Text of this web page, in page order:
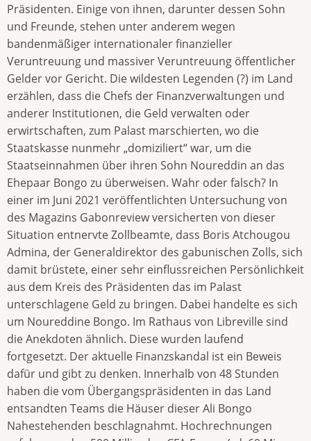
Präsidenten. Einige von ihnen, darunter dessen Sohn
und Freunde, stehen unter anderem wegen
bandenmäßiger internationaler finanzieller
Veruntreuung und massiver Veruntreuung öffentlicher
Gelder vor Gericht. Die wildesten Legenden (?) im Land
erzählen, dass die Chefs der Finanzverwaltungen und
anderer Institutionen, die Geld verwalten oder
erwirtschaften, zum Palast marschierten, wo die
Staatskasse nunmehr „domiziliert“ war, um die
Staatseinnahmen über ihren Sohn Noureddin an das
Ehepaar Bongo zu überweisen. Wahr oder falsch? In
einer im Juni 2021 veröffentlichten Untersuchung von
des Magazins Gabonreview versicherten von dieser
Situation entnervte Zollbeamte, dass Boris Atchougou
Admina, der Generaldirektor des gabunischen Zolls, sich
damit brüstete, einer sehr einflussreichen Persönlichkeit
aus dem Kreis des Präsidenten das im Palast
unterschlagene Geld zu bringen. Dabei handelte es sich
um Noureddine Bongo. Im Rathaus von Libreville sind
die Anekdoten ähnlich. Diese wurden laufend
fortgesetzt. Der aktuelle Finanzskandal ist ein Beweis
dafür und gibt zu denken. Innerhalb von 48 Stunden
haben die vom Übergangspräsidenten in das Land
entsandten Teams die Häuser dieser Ali Bongo
Nahestehenden beschlagnahmt. Hochrechnungen